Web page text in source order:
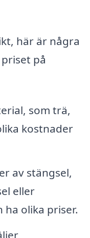
här är några
på
som trä,
kostnader
av stängsel,
eller
ha olika priser.